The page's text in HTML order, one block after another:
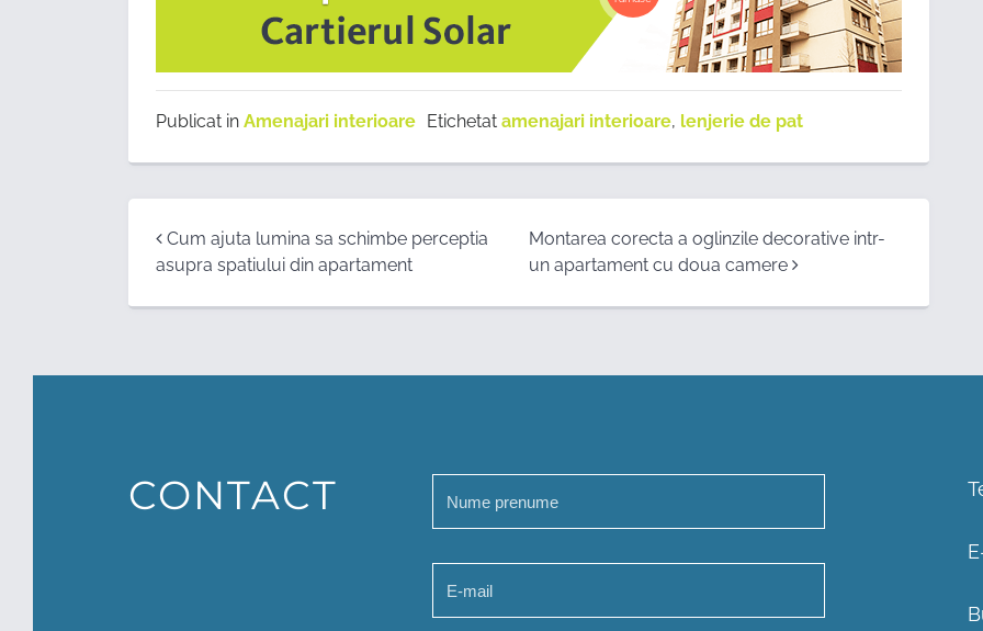
Publicat in Amenajari interioare Etichetat amenajari interioare, lenjerie de pat
Post
navigation
Cum ajuta lumina sa schimbe perceptia
asupra spatiului din apartament
Montarea corecta a oglinzile decorative intr-
un apartament cu doua camere
CONTACT